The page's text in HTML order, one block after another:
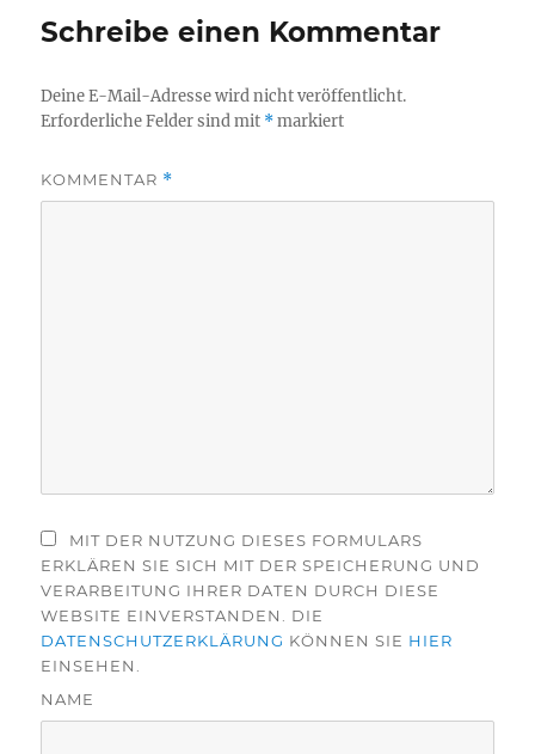
Schreibe einen Kommentar
Deine E-Mail-Adresse wird nicht veröffentlicht.
Erforderliche Felder sind mit *markiert
KOMMENTAR *
MIT DER NUTZUNG DIESES FORMULARS
ERKLÄREN SIE SICH MIT DER SPEICHERUNG UND
VERARBEITUNG IHRER DATEN DURCH DIESE
WEBSITE EINVERSTANDEN. DIE
DATENSCHUTZERKLÄRUNG KÖNNEN SIE HIER
EINSEHEN.
NAME